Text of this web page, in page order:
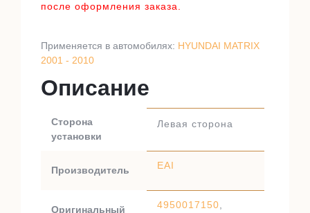
после оформления заказа.
Применяется в автомобилях: HYUNDAI MATRIX
2001 - 2010
Описание
Сторона
установки
Левая сторона
Производитель EAI
Оригинальный 4950017150